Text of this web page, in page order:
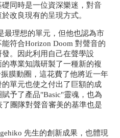
同時是一位資深樂迷，對音
改良現有的呈現方式。
最理想的單元，但他也認為市
符合Horizon Doom 對聲音的
。因此利用自己在聲學設
專業知識研製了一種新的複
膜動圈，這花費了他將近一年
單元也使之付出了巨額的成
予了產品"Basic"靈魂，也為
團隊對聲音審美的基準也是
先生的創新成果，也體現